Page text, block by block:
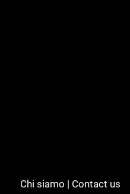
Chi siamo | Contact us